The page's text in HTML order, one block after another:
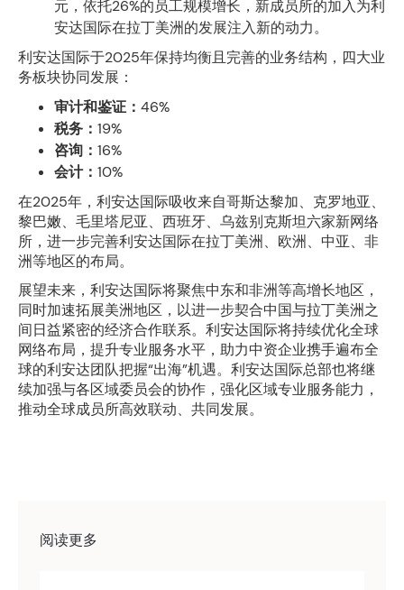
元，依托26%的员工规模增长，新成员所的加入为利
安达国际在拉丁美洲的发展注入新的动力。
利安达国际于2025年保持均衡且完善的业务结构，四大业
务板块协同发展：
审计和鉴证： 46%
税务： 19%
咨询： 16%
会计： 10%
在2025年，利安达国际吸收来自哥斯达黎加、克罗地亚、
黎巴嫩、毛里塔尼亚、西班牙、乌兹别克斯坦六家新网络
所，进一步完善利安达国际在拉丁美洲、欧洲、中亚、非
洲等地区的布局。
展望未来，利安达国际将聚焦中东和非洲等高增长地区，
同时加速拓展美洲地区，以进一步契合中国与拉丁美洲之
间日益紧密的经济合作联系。利安达国际将持续优化全球
网络布局，提升专业服务水平，助力中资企业携手遍布全
球的利安达团队把握“出海”机遇。利安达国际总部也将继
续加强与各区域委员会的协作，强化区域专业服务能力，
推动全球成员所高效联动、共同发展。
阅读更多